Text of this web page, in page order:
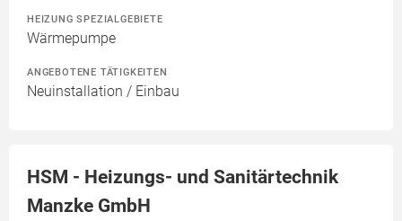
HEIZUNG SPEZIALGEBIETE
Wärmepumpe
ANGEBOTENE TÄTIGKEITEN
Neuinstallation / Einbau
HSM - Heizungs- und Sanitärtechnik
Manzke GmbH